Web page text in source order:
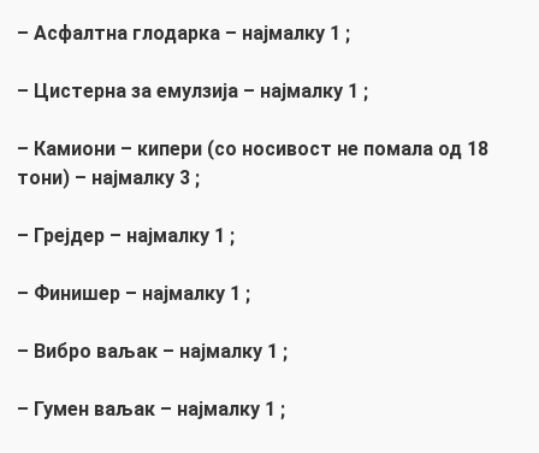
– Асфалтна глодарка – најмалку 1 ;
– Цистерна за емулзија – најмалку 1 ;
– Камиони – кипери (со носивост не помала од 18
тони) – најмалку 3 ;
– Грејдер – најмалку 1 ;
– Финишер – најмалку 1 ;
– Вибро ваљак – најмалку 1 ;
– Гумен ваљак – најмалку 1 ;